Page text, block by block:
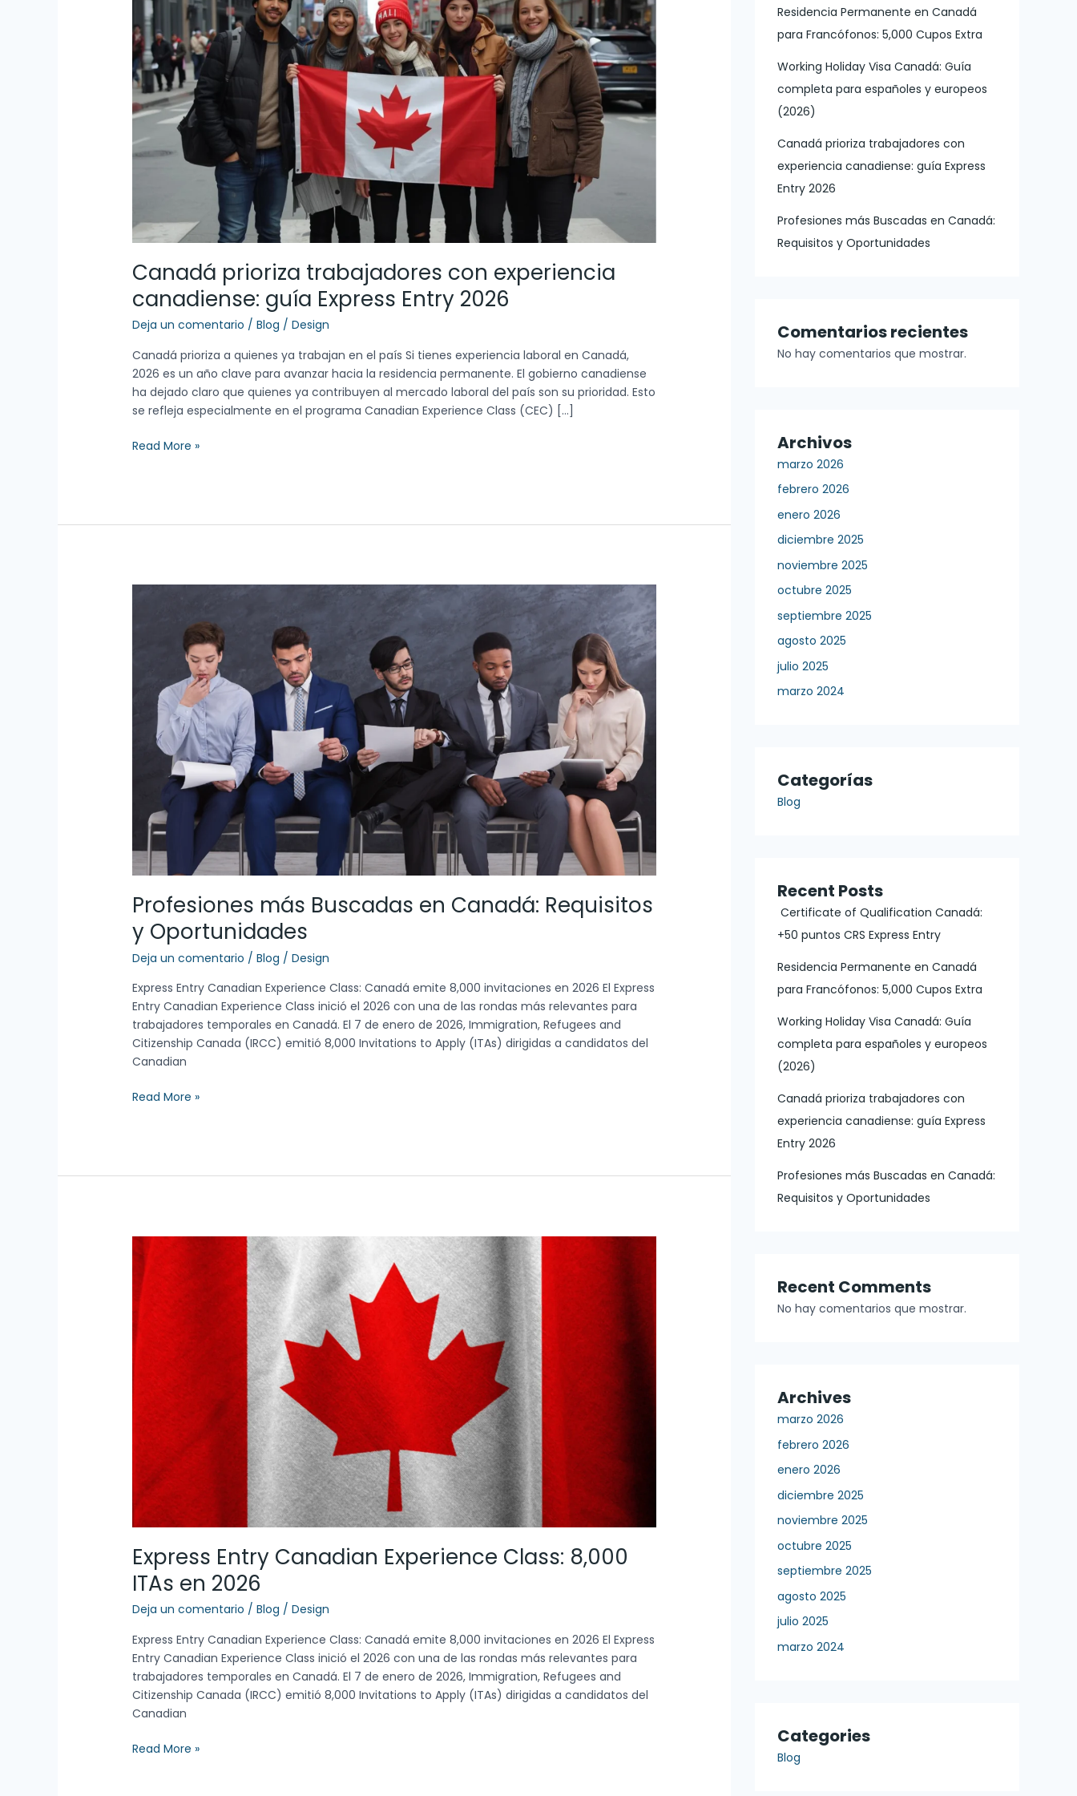
Canadá prioriza trabajadores con experiencia
canadiense: guía Express Entry 2026
Deja un comentario /Blog /Design
Canadá prioriza a quienes ya trabajan en el país Si tienes experiencia laboral en Canadá,
2026 es un año clave para avanzar hacia la residencia permanente. El gobierno canadiense
ha dejado claro que quienes ya contribuyen al mercado laboral del país son su prioridad. Esto
se refleja especialmente en el programa Canadian Experience Class (CEC) […]
con
experiencia
canadiense:
guía
Express
Entry
2026
Read More »
Profesiones más Buscadas en Canadá: Requisitos
y Oportunidades
Deja un comentario /Blog /Design
Express Entry Canadian Experience Class: Canadá emite 8,000 invitaciones en 2026 El Express
Entry Canadian Experience Class inició el 2026 con una de las rondas más relevantes para
trabajadores temporales en Canadá. El 7 de enero de 2026, Immigration, Refugees and
Citizenship Canada (IRCC) emitió 8,000 Invitations to Apply (ITAs) dirigidas a candidatos del
Canadian
Buscadas
Requisitos
Oportunidades
Read More »
Express Entry Canadian Experience Class: 8,000
ITAs en 2026
Deja un comentario /Blog /Design
Express Entry Canadian Experience Class: Canadá emite 8,000 invitaciones en 2026 El Express
Entry Canadian Experience Class inició el 2026 con una de las rondas más relevantes para
trabajadores temporales en Canadá. El 7 de enero de 2026, Immigration, Refugees and
Citizenship Canada (IRCC) emitió 8,000 Invitations to Apply (ITAs) dirigidas a candidatos del
Canadian
Express
Entry
Canadian
Experience
8,000
en
2026
Read More »
Residencia Permanente en Canadá
para Francófonos: 5,000 Cupos Extra
Working Holiday Visa Canadá: Guía
completa para españoles y europeos
(2026)
Canadá prioriza trabajadores con
experiencia canadiense: guía Express
Entry 2026
Profesiones más Buscadas en Canadá:
Requisitos y Oportunidades
Comentarios recientes
No hay comentarios que mostrar.
Archivos
marzo 2026
febrero 2026
enero 2026
diciembre 2025
noviembre 2025
octubre 2025
septiembre 2025
agosto 2025
julio 2025
marzo 2024
Categorías
Blog
Recent Posts
Certificate of Qualification Canadá:
+50 puntos CRS Express Entry
Residencia Permanente en Canadá
para Francófonos: 5,000 Cupos Extra
Working Holiday Visa Canadá: Guía
completa para españoles y europeos
(2026)
Canadá prioriza trabajadores con
experiencia canadiense: guía Express
Entry 2026
Profesiones más Buscadas en Canadá:
Requisitos y Oportunidades
Recent Comments
No hay comentarios que mostrar.
Archives
marzo 2026
febrero 2026
enero 2026
diciembre 2025
noviembre 2025
octubre 2025
septiembre 2025
agosto 2025
julio 2025
marzo 2024
Categories
Blog